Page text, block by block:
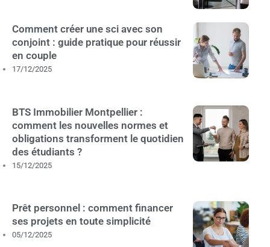
Comment créer une sci avec son
conjoint : guide pratique pour réussir
en couple
17/12/2025
BTS Immobilier Montpellier :
comment les nouvelles normes et
obligations transforment le quotidien
des étudiants ?
15/12/2025
Prêt personnel : comment financer
ses projets en toute simplicité
05/12/2025